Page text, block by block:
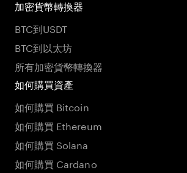
加密貨幣轉換器
BTC到USDT
BTC到以太坊
所有加密貨幣轉換器
如何購買資產
如何購買 Bitcoin
如何購買 Ethereum
如何購買 Solana
如何購買 Cardano